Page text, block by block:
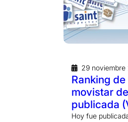
29 noviembre
Ranking
movistar
publicada
Hoy fue